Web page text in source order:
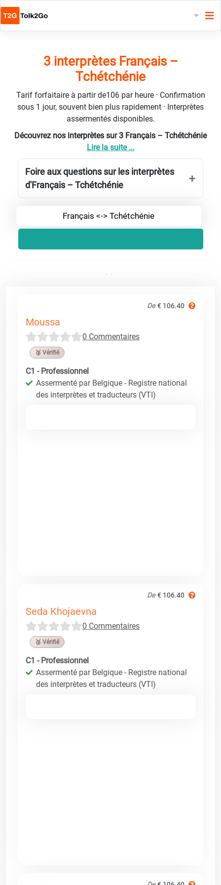
3 interprètes Français –
Tchétchénie
Tarif forfaitaire à partir de106 par heure · Confirmation
sous 1 jour, souvent bien plus rapidement · Interprètes
assermentés disponibles.
Découvrez nos interprètes sur 3 Français – Tchétchénie
Lire la suite ...
Foire aux questions sur les interprètes
d'Français – Tchétchénie
Français <-> Tchétchénie
De € 106.40
Moussa
0 Commentaires
🥉 Vérifié
C1 - Professionnel
Assermenté par Belgique - Registre national
des interprètes et traducteurs (VTI)
De € 106.40
Seda Khojaevna
0 Commentaires
🥉 Vérifié
C1 - Professionnel
Assermenté par Belgique - Registre national
des interprètes et traducteurs (VTI)